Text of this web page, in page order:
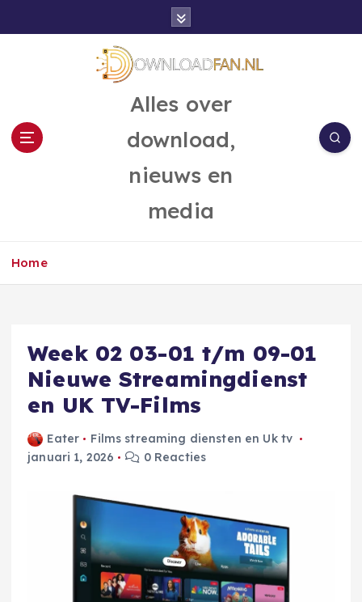
Alles over
download,
nieuws en
media
Home
Week 02 03-01 t/m 09-01
Nieuwe Streamingdienst
en UK TV-Films
Eater
Films streaming diensten en Uk tv
januari 1, 2026
0 Reacties